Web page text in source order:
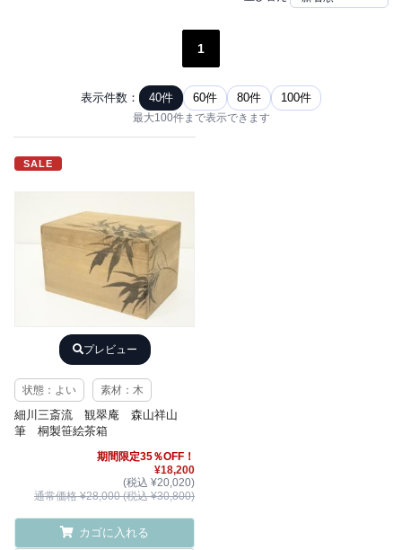
1
表示件数： 40件 60件 80件 100件
最大100件まで表示できます
SALE
プレビュー
状態：よい 素材：木
細川三斎流 観翠庵 森山祥山
筆 桐製笹絵茶箱
期間限定35％OFF！
¥18,200
(税込 ¥20,020)
通常価格 ¥28,000 (税込 ¥30,800)
カゴに入れる